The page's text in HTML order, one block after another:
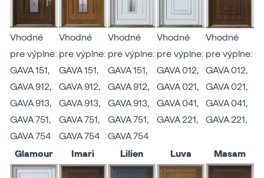
Vhodné
pre výplne:
GAVA 151 ,
GAVA 912,
GAVA 913,
GAVA 751 ,
GAVA 754
Vhodné
pre výplne:
GAVA 151 ,
GAVA 912,
GAVA 913,
GAVA 751 ,
GAVA 754
Vhodné
pre výplne:
GAVA 151 ,
GAVA 912,
GAVA 913,
GAVA 751 ,
GAVA 754
Vhodné
pre výplne:
GAVA 012,
GAVA 021 ,
GAVA 041 ,
GAVA 221 ,
Vhodné
pre výplne:
GAVA 012,
GAVA 021 ,
GAVA 041 ,
GAVA 221 ,
Glamour Imari Lilien Luva Masam